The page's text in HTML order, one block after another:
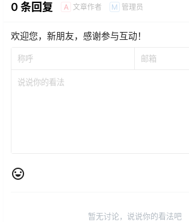
0 条回复 A 文章作者 M 管理员
欢迎您，新朋友，感谢参与互动！
暂无讨论，说说你的看法吧